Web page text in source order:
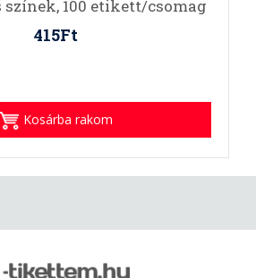
színek, 100 etikett/csomag
415Ft
Kosárba rakom